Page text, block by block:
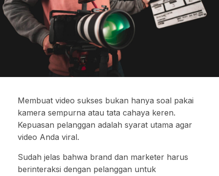
Membuat video sukses bukan hanya soal pakai
kamera sempurna atau tata cahaya keren.
Kepuasan pelanggan adalah syarat utama agar
video Anda viral.
Sudah jelas bahwa brand dan marketer harus
berinteraksi dengan pelanggan untuk